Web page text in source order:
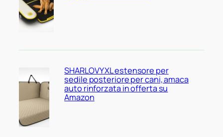
SHARLOVY XL estensore per
sedile posteriore per cani, amaca
auto rinforzata in offerta su
Amazon